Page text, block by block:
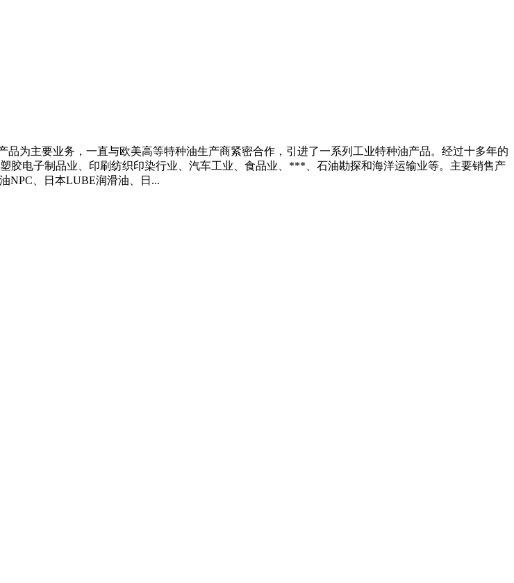
为主要业务，一直与欧美高等特种油生产商紧密合作，引进了一系列工业特种油产品。经过十多年的
胶电子制品业、印刷纺织印染行业、汽车工业、食品业、***、石油勘探和海洋运输业等。主要销售产
NPC、日本LUBE润滑油、日...